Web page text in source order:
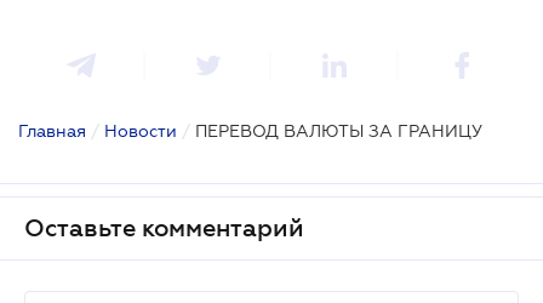
Главная / Новости / ПЕРЕВОД ВАЛЮТЫ ЗА ГРАНИЦУ
Оставьте комментарий